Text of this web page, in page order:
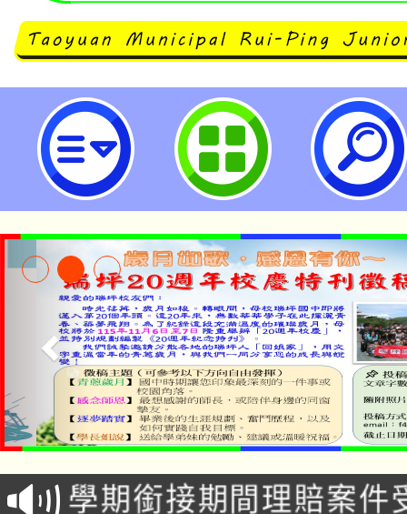
桃園市立內壢高級中等學校 千葉
明會-桃園市立瑞坪國民中學
淨零綠生活教案入校路
會
115年食農教育專業人
程
學期銜接期間理賠案件